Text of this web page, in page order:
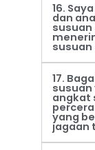
16.
dan
susuan
susuan
17.
angkat
yang
jagaan